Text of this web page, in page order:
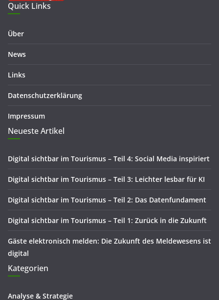
Quick Links
Über
News
Links
Datenschutzerklärung
Impressum
Neueste Artikel
Digital sichtbar im Tourismus – Teil 4: Social Media inspiriert
Digital sichtbar im Tourismus – Teil 3: Leichter lesbar für KI
Digital sichtbar im Tourismus – Teil 2: Das Datenfundament
Digital sichtbar im Tourismus – Teil 1: Zurück in die Zukunft
Gäste elektronisch melden: Die Zukunft des Meldewesens ist
digital
Kategorien
Analyse & Strategie